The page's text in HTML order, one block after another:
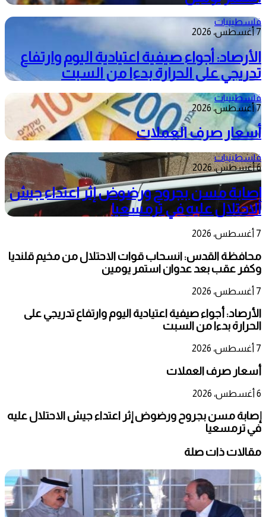
فلسطينيات
7 أغسطس، 2026
الأرصاد: أجواء صيفية اعتيادية اليوم وارتفاع
تدريجي على الحرارة بدءا من السبت
فلسطينيات
7 أغسطس، 2026
أسعار صرف العملات
فلسطينيات
6 أغسطس، 2026
إصابة مسن بجروح ورضوض إثر اعتداء جيش
الاحتلال عليه في ترمسعيا
7 أغسطس، 2026
محافظة القدس: انسحاب قوات الاحتلال من مخيم قلنديا
وكفر عقب بعد عدوان استمر يومين
7 أغسطس، 2026
الأرصاد: أجواء صيفية اعتيادية اليوم وارتفاع تدريجي على
الحرارة بدءا من السبت
7 أغسطس، 2026
أسعار صرف العملات
6 أغسطس، 2026
إصابة مسن بجروح ورضوض إثر اعتداء جيش الاحتلال عليه
في ترمسعيا
مقالات ذات صلة